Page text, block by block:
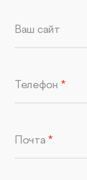
Ваш сайт
Телефон
Почта